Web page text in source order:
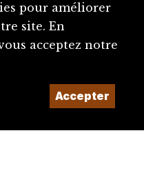
pour améliorer
site. En
acceptez notre
Accepter